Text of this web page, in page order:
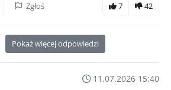
Zgłoś 7 42
Pokaż więcej odpowiedzi
11.07.2026 15:40